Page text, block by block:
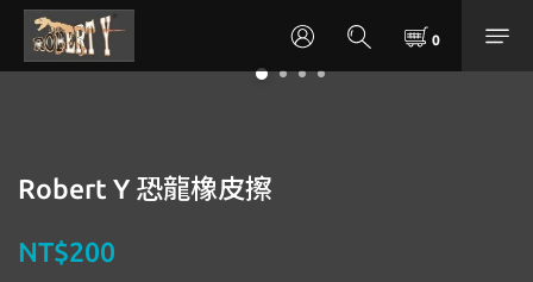
Robert Y 恐龍橡皮擦
NT$200